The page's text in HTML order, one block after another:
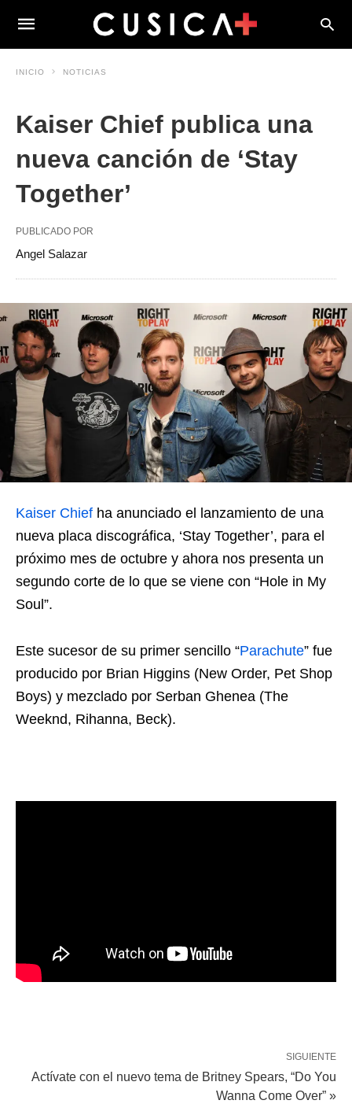
INICIO NOTICIAS
Kaiser Chief publica una
nueva canción de ‘Stay
Together’
PUBLICADO POR
Angel Salazar
Kaiser Chief ha anunciado el lanzamiento de una
nueva placa discográfica, ‘Stay Together’, para el
próximo mes de octubre y ahora nos presenta un
segundo corte de lo que se viene con “Hole in My
Soul”.
Este sucesor de su primer sencillo “Parachute” fue
producido por Brian Higgins (New Order, Pet Shop
Boys) y mezclado por Serban Ghenea (The
Weeknd, Rihanna, Beck).
SIGUIENTE
Actívate con el nuevo tema de Britney Spears, “Do You
Wanna Come Over” »